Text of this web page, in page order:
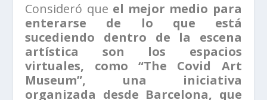
Consideró que el mejor medio para
enterarse de lo que está
sucediendo dentro de la escena
artística son los espacios
virtuales, como “The Covid Art
Museum”, una iniciativa
organizada desde Barcelona, que